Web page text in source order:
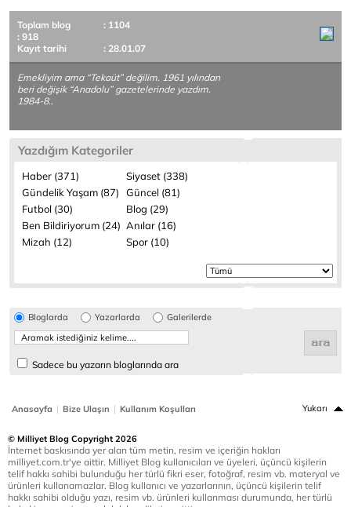
Toplam blog
: 1104
: 918
Kayıt tarihi
: 28.01.07
Emekliyim ama “Tekaüt” değilim. 1961 yılından
beri değişik “Anadolu” gazetelerinde yazdım.
1984-8..
Yazdığım Kategoriler
Haber (371)
Siyaset (338)
Gündelik Yaşam (87)
Güncel (81)
Futbol (30)
Blog (29)
Ben Bildiriyorum (24) Anılar (16)
Mizah (12)
Spor (10)
Bloglarda Yazarlarda Galerilerde
Sadece bu yazarın bloglarında ara
Anasayfa | Bize Ulaşın | Kullanım Koşulları Yukarı
© Milliyet Blog Copyright 2026
İnternet baskısında yer alan tüm metin, resim ve içeriğin hakları
milliyet.com.tr'ye aittir. Milliyet Blog kullanıcıları ve üyeleri, üçüncü kişilerin
telif hakkı sahibi bulunduğu her türlü fikri eser, fotoğraf, resim vb. materyal ve
ürünleri kullanamazlar. Blog kullanıcı ve yazarlarının, üçüncü kişilerin telif
hakkı sahibi olduğu yazı, resim vb. ürünleri kullanması durumunda, her türlü